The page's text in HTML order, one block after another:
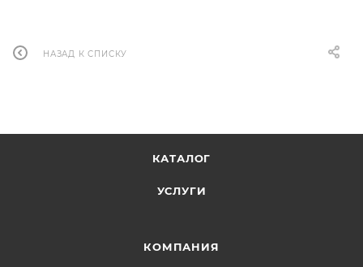
НАЗАД К СПИСКУ
КАТАЛОГ
УСЛУГИ
КОМПАНИЯ